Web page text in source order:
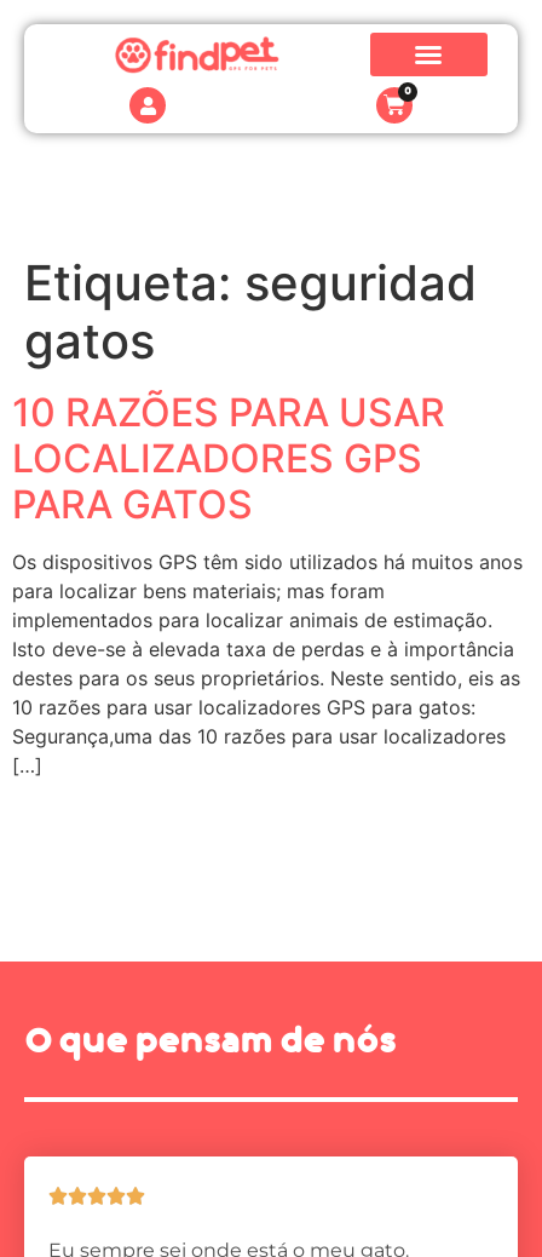
0
Etiqueta: seguridad
gatos
10 RAZÕES PARA USAR
LOCALIZADORES GPS
PARA GATOS
Os dispositivos GPS têm sido utilizados há muitos anos
para localizar bens materiais; mas foram
implementados para localizar animais de estimação.
Isto deve-se à elevada taxa de perdas e à importância
destes para os seus proprietários. Neste sentido, eis as
10 razões para usar localizadores GPS para gatos:
Segurança,uma das 10 razões para usar localizadores
[…]
O que pensam de nós

Eu sempre sei onde está o meu gato.